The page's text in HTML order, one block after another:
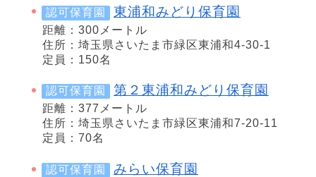
認可保育園 東浦和みどり保育園
距離：300メートル
住所：埼玉県さいたま市緑区東浦和4-30-1
定員：150名
認可保育園 第２東浦和みどり保育園
距離：377メートル
住所：埼玉県さいたま市緑区東浦和7-20-11
定員：70名
認可保育園 みらい保育園